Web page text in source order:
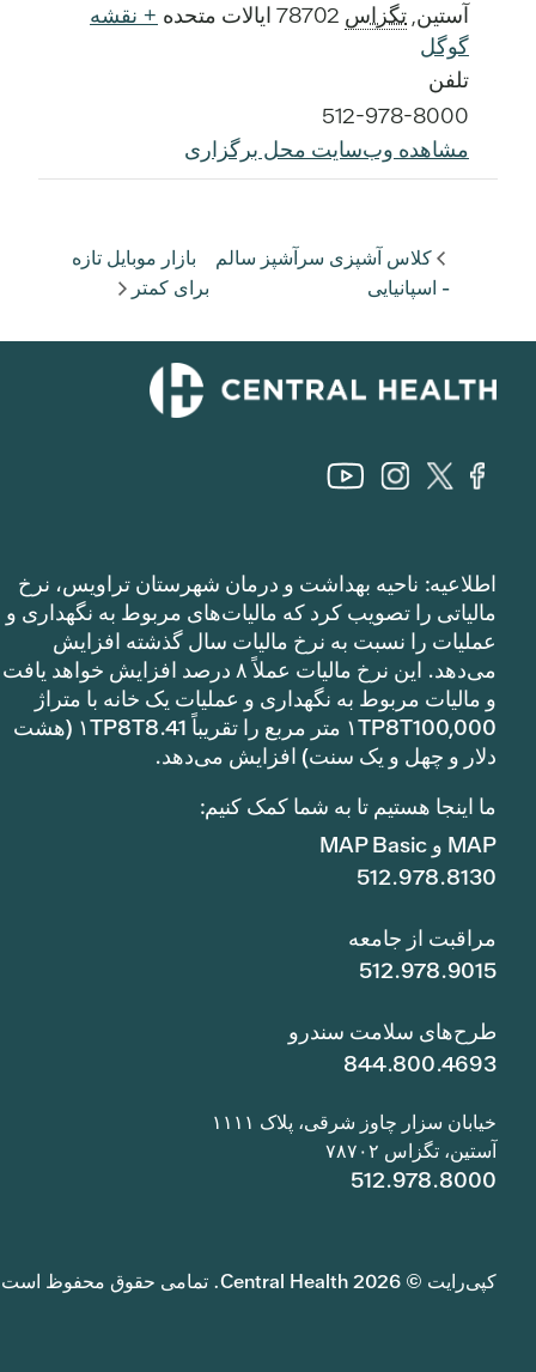
آستین, تگزاس 78702 ایالات متحده + نقشه
گوگل
تلفن
512-978-8000
مشاهده وب‌سایت محل برگزاری
کلاس آشپزی سرآشپز سالم
- اسپانیایی
بازار موبایل تازه
برای کمتر
اطلاعیه: ناحیه بهداشت و درمان شهرستان تراویس، نرخ
مالیاتی را تصویب کرد که مالیات‌های مربوط به نگهداری و
عملیات را نسبت به نرخ مالیات سال گذشته افزایش
می‌دهد. این نرخ مالیات عملاً ۸ درصد افزایش خواهد یافت
و مالیات مربوط به نگهداری و عملیات یک خانه با متراژ
۱TP8T100,000 متر مربع را تقریباً ۱TP8T8.41 (هشت
دلار و چهل و یک سنت) افزایش می‌دهد.
ما اینجا هستیم تا به شما کمک کنیم:
MAP و MAP Basic
512.978.8130
مراقبت از جامعه
512.978.9015
طرح‌های سلامت سندرو
844.800.4693
خیابان سزار چاوز شرقی، پلاک ۱۱۱۱
آستین، تگزاس ۷۸۷۰۲
512.978.8000
کپی‌رایت © 2026 Central Health. تمامی حقوق محفوظ است.